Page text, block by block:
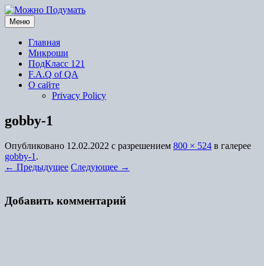
Перейти
к
содержимому
Меню
Главная
Микроши
ПодКласс 121
F.A.Q of QA
О сайте
Privacy Policy
gobby-1
Опубликовано 12.02.2022 с разрешением 800 × 524 в галерее
gobby-1 .
← Предыдущее Следующее →
Добавить комментарий